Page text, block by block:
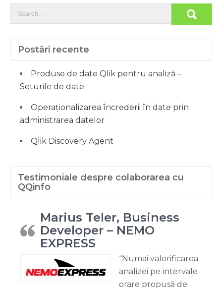
Postări recente
Produse de date Qlik pentru analiză –
Seturile de date
Operaționalizarea încrederii în date prin
administrarea datelor
Qlik Discovery Agent
Testimoniale despre colaborarea cu
QQinfo
Marius Teler, Business
Developer – NEMO
EXPRESS
“Numai valorificarea
analizei pe intervale
orare propusă de